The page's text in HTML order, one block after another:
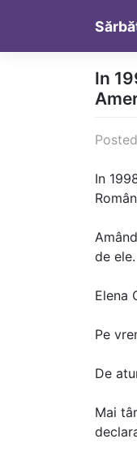
content
In
In
de ele.
Elena
Pe
De
Mai